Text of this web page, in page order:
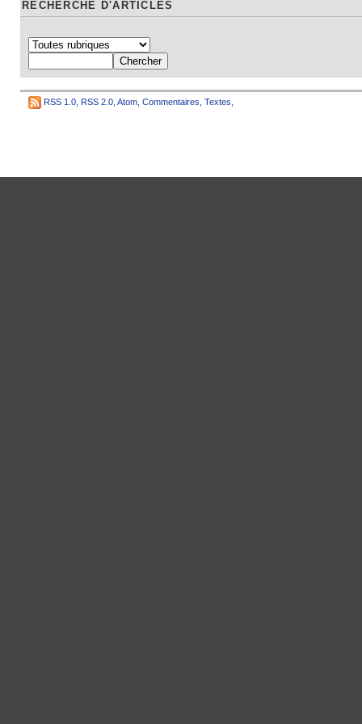
RECHERCHE D'ARTICLES
RSS 1.0 RSS 2.0 Atom Commentaires Textes